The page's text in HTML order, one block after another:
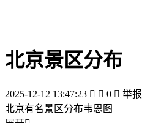
北京景区分布
2025-12-12 13:47:23   0  举报
北京有名景区分布韦恩图